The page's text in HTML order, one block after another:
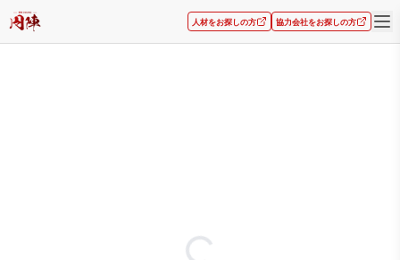
人材をお探しの方 協力会社をお探しの方